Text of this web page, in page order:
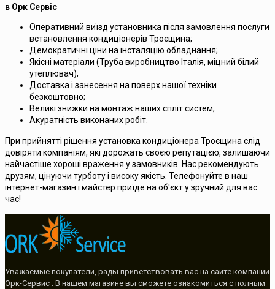
в Орк Сервіс
Оперативний виїзд установника після замовлення послуги
встановлення кондиціонерів Троєщина;
Демократичні ціни на інсталяцію обладнання;
Якісні матеріали (Труба виробництво Італія, міцний білий
утеплювач);
Доставка і занесення на поверх нашої техніки
безкоштовно;
Великі знижки на монтаж наших спліт систем;
Акуратність виконаних робіт.
При прийнятті рішення установка кондиціонера Троєщина слід
довіряти компаніям, які дорожать своєю репутацією, залишаючи
найчастіше хороші враження у замовників. Нас рекомендують
друзям, цінуючи турботу і високу якість. Телефонуйте в наш
інтернет-магазин і майстер приїде на об'єкт у зручний для вас
час!
Уважаемые покупатели, рады приветствовать вас на сайте компании
Орк-Сервис . В нашем магазине вы сможете ознакомиться с полным